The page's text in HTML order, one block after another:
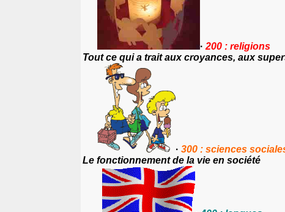
· 200 : religions
Tout ce qui a trait aux croyances, aux
· 300 : sciences
Le fonctionnement de la vie en société